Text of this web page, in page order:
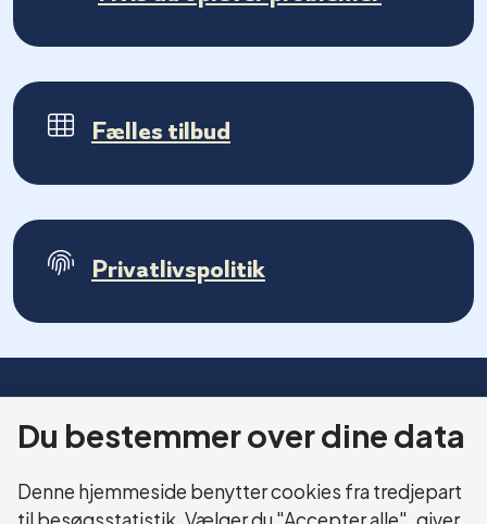
Fælles tilbud
Privatlivspolitik
Sundhed og Ældre
Bethaniagade 3B
7400 Herning
Du bestemmer over dine data
Denne hjemmeside benytter cookies fra tredjepart